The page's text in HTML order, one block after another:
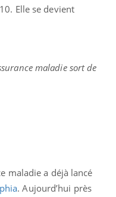
Elle se devient
maladie sort de
maladie a déjà lancé
. Aujourd’hui près